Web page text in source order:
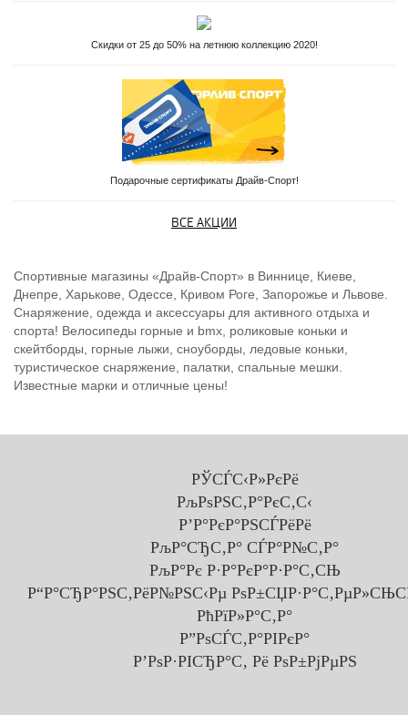
Скидки от 25 до 50% на летнюю коллекцию 2020!
Подарочные сертификаты Драйв-Спорт!
ВСЕ АКЦИИ
Спортивные магазины «Драйв-Спорт» в Виннице, Киеве,
Днепре, Харькове, Одессе, Кривом Роге, Запорожье и Львове.
Снаряжение, одежда и аксессуары для активного отдыха и
спорта! Велосипеды горные и bmx, роликовые коньки и
скейтборды, горные лыжи, сноуборды, ледовые коньки,
туристическое снаряжение, палатки, спальные мешки.
Известные марки и отличные цены!
РЎСЃС‹Р»РєРё
РљРѕРЅС‚Р°РєС‚С‹
Р’Р°РєР°РЅСЃРёРё
РљР°СЂС‚Р° СЃР°Р№С‚Р°
РљР°Рє Р·Р°РєР°Р·Р°С‚СЊ
Р“Р°СЂР°РЅС‚РёР№РЅС‹Рµ
РћРїР»Р°С‚Р°
Р”РѕСЃС‚Р°РІРєР°
Р’РѕР·РІСЂР°С‚ Рё РѕР±РјРµРЅ